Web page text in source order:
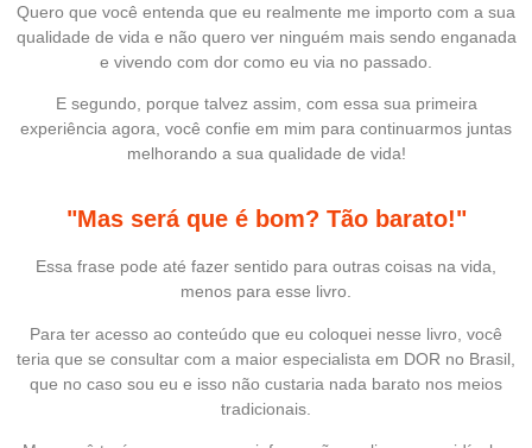
Quero que você entenda que eu realmente me importo com a sua
qualidade de vida e não quero ver ninguém mais sendo enganada
e vivendo com dor como eu via no passado.
E segundo, porque talvez assim, com essa sua primeira
experiência agora, você confie em mim para continuarmos juntas
melhorando a sua qualidade de vida!
"Mas será que é bom? Tão barato!"
Essa frase pode até fazer sentido para outras coisas na vida,
menos para esse livro.
Para ter acesso ao conteúdo que eu coloquei nesse livro, você
teria que se consultar com a maior especialista em DOR no Brasil,
que no caso sou eu e isso não custaria nada barato nos meios
tradicionais.